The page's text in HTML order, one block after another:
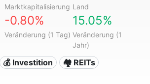
Marktkapitalisierung Land
-0.80%
Veränderung (1 Tag)
15.05%
Veränderung (1
Jahr)
💰 Investition 🏘️ REITs